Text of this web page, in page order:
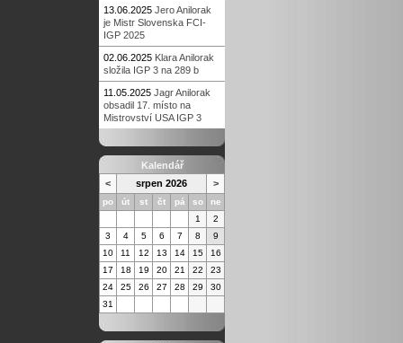
13.06.2025 Jero Anilorak
je Mistr Slovenska FCI-
IGP 2025
02.06.2025 Klara Anilorak
složila IGP 3 na 289 b
11.05.2025 Jagr Anilorak
obsadil 17. místo na
Mistrovství USA IGP 3
Kalendář
<
srpen 2026 >
po út st čt pá so
ne
1
2
3
4 5 6 7 8
9
10
11 12 13 14 15
16
17
18 19 20 21 22
23
24
25 26 27 28 29
30
31